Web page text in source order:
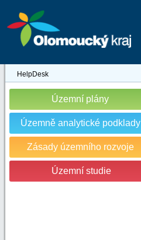
HelpDesk
Územní plány
Územně analytické podklady
Zásady územního rozvoje
Územní studie